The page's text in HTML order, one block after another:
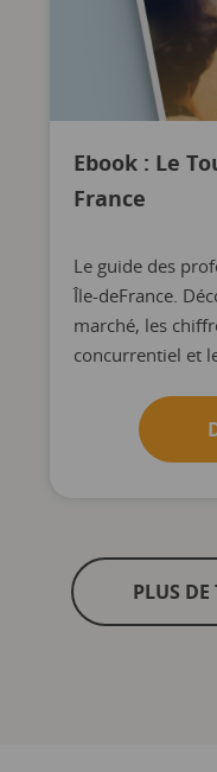
Ebook : Le
France
Le guide des
Île-deFrance.
marché, les
concurrentiel et
PLUS DE